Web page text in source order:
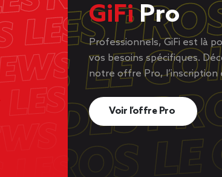
GiFiPro
Professionnels, GiFi est là
vos besoins spécifiques.
notre offre Pro,
Voir l’offre Pro